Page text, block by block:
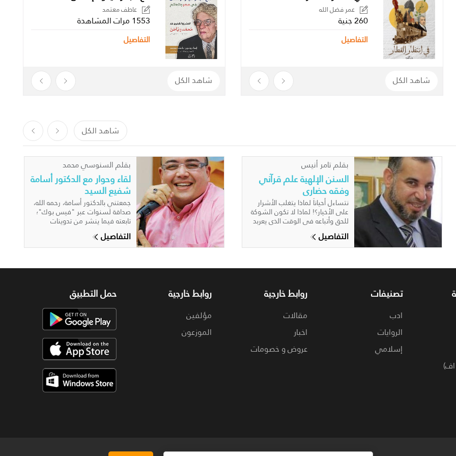
شاهد الكل
عمر فضل الله
260 جنية
التفاصيل
شاهد الكل
عاطف معتمد
1553 مرات المشاهدة
التفاصيل
شاهد الكل
بقلم تامر أنيس
السنن الإلهية علم قرآني
وفقه حضاري
نتساءل أحياناً لماذا يتغلب الأشرار على الأخيار؟! لماذا لا تكون الشوكة للحق وأتباعه في الوقت الذي يعربد فيه الباطل بأنذاله؟! لماذا لا تُنصر دعوة المقهورين؟! لماذا لا تُكف أيادِ الباطشين؟! كيف نعبر؟! ما النجاة؟! أين الخلاص؟! ومتى؟! هذه الأسئلة وما يشابهها تؤرق أيامنا وتحير ألبابنا وتعصف بأذهاننا! وما يجعل هذه التساؤلات ترتقي إلى مستوى الإشكالات، كونُ الأمة الإسلامية هي أمةُ القرآن، والقرآن تضمن جملةً من المبادئ والأحكامِ التي تُغطِّي جوانبَ الحياة الرئيسيةِ وتستوعب قضايا الإنسان الأساسية، وتطرح أمام الإنسانيةِ مناهج التدبر والتأمل والعمل والتفعيل. فكيف بأمة لها كتابٌ بهذا الحجم من الأهمية والقدر أن تكون على هذا الوضعِ من سوء الحال والمآل، ما لم يكن ثمة خللٌ واضطرابٌ قد أصاب علاقتها بكتاب ربها وسنة نبيها فهماً وتنزيلاً؟ فإلى أي حد يمكن للوعي بالفقه السنني وتعقلِ العلاقة الترابطية بين السنن الشرعية والسنن الكونية أن يعيد للأمة الإسلاميةِ دورَها الريادي ويدفعَ بها نحو استئناف الفعل الحضاري؟ للإجابة عن هذا التساؤل الرئيس وما يتناسل عنه من أسئلة فرعية، ولتنوير القراء والباحثين والمتابعين حول هذا الموضوع وبيان مداركه وآفاقه، استضاف موقع منار الإسلام من خلال برنامجه الشهري “ضيف المنار” والذي يبث مباشرة عبر صفحة الموقع بالفايسبوك، كل من الدكتورين خميس رمضان من مصر الشقيقة، والدكتور رشيد كهوس من المغرب الحبيب، وذلك لما قدماه من جهد معتبر وواعد، بحثا وتنقيبا وجمعا وتنظيرا، وفيما يلي نص الحوار مع الدكتور خميس رمضان، وسنعود لاحقا لنشر نص الحوار مع الدكتور رشيد كهوس. الدكتور خميس رمضان من مواليد سنة 1971م في بني سويف- صعيد مصر، أستاذ مشارك في التفسير وعلوم القرآن في كلية الشريعة بجامعة قطر، من أهل الله وخاصته فهو الحافظ للقرآن الكريم والمجاز بالقراءات السبع المتواترة، المجاز في الكتب الستة للسنة النبوية المطهرة، وعضو الاتحاد العالمي لعلماء المسلمين، الحائز على درجة الدكتوراه في التفسير وعلوم القرآن بتقدير مع مرتبة الشرف الأولى، والذي عمل وحاضر في عدد من الجامعات في مصر والسعودية وقطر ولبنان وتركيا، وصاحب الاهتمام البحثي والدعوي بالسنن الربانية؛ تأصيلاً وتطبيقًا.. صدر له عدد من الدراسات في التمكين وفي التفسير الموضوعي وقواعد فهم القرآن نذكر منها: “موازنة بين منهجَيْ مدرسة المنار ومدرسة الأُمناء في تفسير وعلوم القرآن”، “مفهوم السنن الربانية”، “فهم القرآن بين القواعد الضابطة والمزالق المهلكة”، “الحرية وأثرها في الشهود الحضاري للأمة المسلمة في المنظور القرآني”، “محاور المشروع الفكري لدى الشيخ محمد الغزالي” ولديه مشروع علمي “نحو تفسير سنني للقرآن الكريم” صدر منه ثلاثون دراسة، فأهلا وسهلا ومرحبا بالدكتور رمضان خميس زكي عبد التواب. نظرا للظرفية التي تمر بها أمتنا الإسلامية أولا، ولأهمية وراهنية الموضوع المختار السنن الإلهية علم قرآني وفقه حضاري، واغتناما للوقت وحتى نستفيد من ضيفين الكريمين سندلف إلى صلب الموضوع مباشرة، وسيكون الوقوف على البعد الإنساني لكل ضيف متضمنا لا مستقلا، وسنستعيض عن فقرة الشهادات بملتمس من كل ضيف أن يشهد للآخر، فهل من تعقيب أولي للدكتور خميس، وماذا يمكن أن يقول لنا عن الدكتور رشيد كهوس؟ جواب الدكتور خميس رمضان : أهلا وسهلا ومرحبا بكم جميعا، السلام عليكم ورحمة الله وبركاته. بسم الله الرحمن الرحيم حمدا لله وحده وصلاة وسلاما على من لا نبي بعده، محمد صلى الله عليه وسلم وآله وصحبه أما بعد، فشكر الله لكم هذه الدعوة الكريمة والاستضافة الكريمة على مائدة قرآنية كريمة ونبوية كريمة، وفي هذا الظرف الذي تعيشه أمتنا الإسلامية والعربية وعلى وجه الخصوص الأقصى والقدس وما حولهما. والحقيقة حديثي عن فضيلة الدكتور رشيد حديث مجروح وشهادة مجروحة، فهو باحث شاب مجتهد خدوم، عالم باحث حصيف، يسبق بعلمه وفضله وعطائه سنه، وكنت أتواصل مع أخي الدكتور رشيد قبل أن أرى صورته وأن أتعرف عليه، فكنت أرسم صورة شيخ كبير، فلما رأيته حمدت الله سبحانه وتعالى على أن جعل في أمتنا هذه الرموز وهذه الأعلام. الدكتور رشيد لا يحتاج إلى شهادة من مثلي، الحقيقة، تميزه العلمي وتقدمه وأثره وضربه في علم السنن بصفة خاصة ضرب واسع الذيول طويل الأكمام كما يقولون. وعندما أكلف طلابي بالبحث في الدراسات السننية تكون ثلاثة أو أربعة من المراجع التي يحصلون عليها من إنتاج أخي الدكتور رشيد. فأنا أحمد الله عز وجل على أن جعل في أمتنا مثل الدكتور رشيد، وأدعو له بالبركة في الوقت والعلم والقبول والإخلاص، وأن يجعله الله عزو جل ربانيا وعالما مفيدا ينتج ويثمر ويطيل عمره ويحسن عمله ويكثر إنتاجه حتى ننتفع منه. وأنا شخصيا من الذين يقرؤون له وينتفعون به ويتعلمون من كتاباته ومن درسه، والله عز وجل يعيننا ويعينه. هذا سؤال مشترك يستوجب الإجمال، فالتفاصيل لنا معها عودة، هل لكما أن تبينوا لنا كيف تشكلا لديكما الاهتمام بهذا الموضوع؟ وعن الأشخاص الذين أثروا وأثروا مساركما العلمي ومسيرتكما الإيمانية سواء أكانوا ماديين أو معنويين، قدامى أو معاصرين؟ جواب الدكتور خميس رمضان: بسم الله الرحمن الرحيم، لعل ما ذكره فضيلة الدكتور رشيد هو شهادة المحب، وأنا أقول كلامي عن الدكتور رشيد كلام حقائق، فها هو تعرف على السنن في مرحلة البكالوريوس ومثلي تعرف على السنن في مرحلة الماجستير، وهذا هو السبق الطبيعي الذي يؤكد ما قلته، وأسأل الله سبحانه وتعالى أن يديم عليه هذه النعمة وأن يكثر منها. الحقيقة، تعرفت على موضوع السنن في مرحلة الماجستير، رسالتي في الماجستير كانت عن الشيخ محمد الغزالي وجهوده في التفسير وعلوم القرآن. ووجدت أن الشيخ محمد الغزالي يكثر من الحديث عن السنن ويربط بينها وبين واقع الأمة المعيش والتردي الذي تحياه الأمة على مستوى الأفراد، وعلى مستوى الجماعات، وعلى مستوى الشعوب، وعلى مستويات ومحاور متعددة. فلفت نظري هذا الأمر، ومن طبيعتي أنه إذا لفت نظري أمر في دراسة أو بحث أدونه ثم أتابعه فيما بعد حتى ينضج وينمو. وزاد الأمر وضوحا عندما سجلت رسالة الدكتوراه في مدرسة المنار ومدرسة الأمناء. وكما تفضل أخي الدكتور رشيد، مدرسة المنار من أعلامها الشيخ محمد عبده والشيخ رشيد رضى. الشيخ رشيد رضى رحمه الله ورضي عنه وأرضاه، أقول لا تكاد تجد صفحة من صفحات تفسير المنار إلا وفيها حديث قليل أو كثير عن السنن وأقول إنها موسوعة، هذا التفسير موسوعة سننية ومازالت بكرا لم تخدم بالصورة التي تستحقها وكما ينبغي أن يكتب فيه، حتى أنه في الفهرس الموضوعي لتفسير المنار تجد صفحات متعددة تتناول قضية السنن بصورة كبيرة. وكان أول دراسة كتبتها عن السنن: “سنة الله في التمكين”، معظم الدراسات والبحوث التي أكتبها هي عبارة عن أفكار نحتاجها في حياتنا، لذلك أخدمها وأوصلها من الناحية العلمية. فلما كتبت “سنة الله في التمكين”، كتبت الحديث عن السنن في أربعين صفحة تقريبا، و من عادتي أنني إذا كتبت شيئا أعطيه لبعض الزملاء و الفضلاء و الشيوخ لينظروا فيه قبل أن أطرحه للطباعة أو قبل أن أدفعه للتحكيم، فدفعته إلى صديق عزيز و زميل كريم و هو الأستاذ الدكتور أحمد عبد الحليم زميلي في الأزهر في القاهرة، والدكتور رمضان عبد الباسط، والدكتور حبيب الله، و نحن كنا زمانا في القاهرة نسكن بجوار بعضنا و كل واحد عنده سيارة بسيطة لكننا نؤثر أن نذهب سويا و نعود سويا في سيارة واحدة فنتدارس و نتشارك في الحوار، فقالوا لي ثلاثتهم أن البحث يجب أن يكون أقل من هذ، لماذا لا تجعل الحديث عن السنن بحثا مستقلا و الحديث عن التمكين بحثا مستقلا؟ فقلت والله كأن هذا مستنطق أنطقه الله، فبدأت أجمع عن السنن بتوسع، المفهوم والخصائص والآثار، فكانت أول دراسة لي عن “مفهوم السنن وموقف المسلمين منها بين الوعي والسعي”، ثم كلما زدت في القراءة كلما تطورت الفكرة ونضجت إلى حد ما، و مازلت أقول إن هذا المجال مجال خصيب فتوفقت فيه إلى حد ما وأنتجت هذا الإنتاج المتواضع، وهي فرصة أن أدعو إخواني الباحثين وأخواتي الباحثات أن ينعطفوا إلى هذا الميدان الذي تحتاجه الأمة والتي هي عطشى إليه وفي أمس الحاجة إليه. الدكتور خميس: نود أن نتعرف على مفهوم “السنن الإلهية”، خاصة من زاوية القرآن الكريم الذي أشار صراحةً وضمنًا لهذا المفهوم؟ جواب الدكتور خميس رمضان: الحقيقة، أولى بالحديث عن هذا أخي الفاضل فضيلة الدكتور رشيد، لكنكم أبيتم إلا الكرم وإلا حسن الاستضافة في كل شيء، بداية من الإعلان والصورة ومرورا بالترتيب، مع أن الترتيب الأصلي أن يتحدث الدكتور رشيد ثم أعقب إذا كان لدي أصلا تعقيب. السنن باختصار هي القوانين الضابطة التي تحكم سلوك الإنسان على مستوى العمران أو الاجتماع أو المستوى الإنساني، على المستوى الفردي أو المستوى الجماعي. فهي القوانين الضابطة التي بثها الله سبحانه وتعالى لتحكم مسيرة الإنسان في الحياة والتي رتب الله عز وجل عليها مسألة الجزاء والعقوبة بصورة مباشرة، حتى إننا نرى ترابط السنن في الآية القرآنية بصورة شرطية كأنها تتحدث عن معادلة رياضية أو تركيبة كيميائية، أو كما تقول: بما أن … فإذن، كذلك الصور التي ترد عليها السنن الإلهية. وكثير من الباحثين يسميها السنن الإلهية، ولكني آثرت أن أسميها السنن الربانية وذلك لأني لمحت فيها أن قضية السنن ليست مجرد قوانين سائبة إنما وراءها آثار تربوية يريدها الله سبحانه وتعالى من ناحية العفوية والجزاء، من ناحية الانتصار والانكسار، من ناحية المنع والمنح، من ناحية الابتلاء والعطاء والشدة والرخاء ونحو ذلك. هذه السنن هي قوانين ثابتة تجري على الإنسان، تجري في العمران، تجري في الاجتماع. والحقيقة، من الأشياء التي أنبه إليها نفسي وإخواني وأخواتي أن كثيرا من الناس يخلط بين مناخات السنن، فيطبق السنن الخاصة بالأفراد على الدول أو الجماعات، أو يطبق السنن الخاصة بالشعوب على الأمم، وهنا يحدث خلط كبير. فمفهوم السنن مفهوم ضابط ومفهوم مطرد، ومفهوم له ثبات واستقرار وأقام الله سبحانه وتعالى عليه الحياة، النجاح والفشل، الانتصار والانكسار، هلاك الأمم وبقاء الأمم، إلى غير ذلك من السنن التي لها مسارات متعددة وبحر واسع يحتاج إلى الاستقصاء والإخراج بالمناقيش كما يقولون. الدكتور خميس: إذا كان القرآن الكريم والسنة النبوية قد أوليا مفهوم السنن الإلهية اهتمامًا كبيرًا.. فلماذا لم يترسخ هذا المفهوم بالقدر اللازم في السلوك الإسلامي، تفكيرًا وممارسة؟ أحسن الله إليك وهذا سؤال إجرائي وسؤال عملي. الحقيقة، عناية القرآن الكريم بسنن الله سبحانه وتعالى عناية لافتة للنظر. وردت كلمة السنن في القرآن الكريم ودارت تقريبا ست عشرة مرة، في تسع سور، في إحدى عشرة آية من آيات القرآن. وأيضا تناول القرآن الكريم قضية السنن بصورة عملية إجرائية في الربط بينها وبين سنن الله تعالى في الأكوان. أكرر كثيرا ما يذكره الطاهر بن عاشور رحمه الله و رضي عنه و أرضاه، عندما يربط بين قوله سبحانه و تعالى: {ذلك و من عاقب بمثل ما عوقب به ثم بغي عليه لينصره الله}، ثم تأتي الآية التالية: {ألم تر أن الله يولج الليل في النهار و يولج النهار في الليل}، و يعلق الطاهر رحمه الله بأن السر في هذا الترابط أنه لا توجد سنة من سنن الله في الإنسان إلا و يعقبها سنة من سنن الله في الأكوان، حتى إنني تتبعت هذه الفكرة بصورة إحصائية و قدمت فيها دراسة لم تنته بعد، و هي قضية التزاوج و الترابط بين سنن الله في الإنسان و سنن الله في الأكوان، و كذلك القصص القرآني، لا تكاد تخلو قصة من قصص القرآن الكريم و لا مثل من أمثال القرآن الكريم إلا و فيه حديث عن سنن الله سبحانه و تعالى في الأنفس و في الآفاق، إن صراحة و إن ضمنا. لكن لماذا غاب هذا المفهوم؟ حقيقة، هذا المفهوم ما غاب، هذا المفهوم مارسه الجيل القرآني الفريد بتعبير صاحب الظلال رحمه الله، مارسه ممارسة حقيقية وإن لم يدونه. وأجاب عن هذا السؤال الشيخ رشيد رضى رحمه الله فقال: إن الصحابة لم يدونوا السنن مثلما أنهم لم يدونوا كل العلوم التي نضجت فيما بعد. فهم لم يدونوا الفقه، لم يدونوا أصول الفقه
التفاصيل
بقلم السنوسي محمد
السنوسي
لقاء وحوار مع الدكتور أسامة
شفيع السيد
جمعتني بالدكتور أسامة، رحمه الله، صداقة لسنوات عبر "فيس بوك"؛ تابعته فيما ينشر من تدوينات ومقالات فوجدته ذا حظ يُغبط عليه من علوم اللغة والأدب والشريعة والعرفان.. وحينما فاز بجائزة الشيخ حمد للترجمة عام 2018، رأيتها فرصة للاقتراب منه، من خلال حوار فكري عن كتابه الفائز وما يثيره من قضايا.. اتفقنا على اللقاء بمكتبه بالعامرة "دار العلوم"، وأحسست أنه ليس لقاءنا الأول، وربما كان الأول بعد المائة.. استمر اللقاء ساعتين تقريبًا، شمل موضوعات شتى، في الحوار وغيره.. وحين هممت بالانصراف فاجأني بهدية قيمة، كانت هي الكتاب الفائز.. ويا لها من جائزة أسعدتني كثيرًا، فهي جائزة عالية القيمة وغالية الثمن أيضًا.. أترككم مع هذا الحوار الذي نشر في 17/ 2/ 2019م.. سائلاً الله تعالى أن يتغمد د. أسامة بواسع رحمته، وأن يجزل له المثوبة والعطاء، وأن يرزق محبيه الكرام جميعًا الصبر والسلوان.. وإنا لله وإنا إليه راجعون.. .................. ---- أسامة شفيع: سعادتي مضاعفة بجائزة الشيخ حمد للترجمة ---- حوار: السنوسي محمد السنوسي كثيرة هي التحديات التي تواجه العقل المسلم في الوقت الراهن، خاصة التي تتعلق بالأفكار الوافدة والفلسفات الحديثة، التي يتضاعف تأثيرها بدرجة كبرى على الشباب.. ومن هنا، كانت الحاجة إلى تحصين العقل المسلم، وإكسابه القدرة على مناقشة هذه الأفكار وفرزها، والوقوف على أرضية صلبة من الفكر الإسلامي؛ مما يُعنى به “علم الكلام” من بين العلوم الإسلامية المتعددة. ولهذا، فمن المهم متابعة الجديد في الدراسات الكلامية، لاسيما الغربية منها، لأنها تطلعنا على مناهج دراسية جديدة، وعلى نظرة مغايرة لقضايا هذا العلم وإشكالياته. وفي هذا السياق، يأتي كتاب (المرجع في علم الكلام)، الذي صدر عن جامعة أكسفورد، بتحرير المستشرقة زابينه شميتكه، وحظي بترجمة رائعة من الدكتور أسامة شفيع السيد، نال عنها جائزة الشيخ حمد للترجمة والتفاهم الدولي لعام 2018م. وأسامة شفيع مدرس بقسم الشريعة بكلية دار العلوم، جامعة القاهرة، حصل على الماجستير سنة 2003، عن أطروحته (الفكر الفقهي عند محيي الدين ابن عربي)، كما حصل على الدكتوراه من جامعة Rouen Normandie، بفرنسا، عن أطروحته (امتناع المسئولية الجنائية في الفقه الإسلامي). وفي هذا الحوار نتعرف معه على أهمية (المرجع في علم الكلام)، وما يقدمه للدراسات الكلامية المعاصرة، وعلى قضايا أخرى تتصل بالتجديد في هذا العلم.. فإلى التفاصيل: ** حصلتم مؤخرًا على جائزة الشيخ حمد للترجمة والتفاهم الدولي، عن ترجمتكم كتاب (المرجع في تاريخ علم الكلام).. كيف استقبلتم هذا النبأ؟ وماذا يمثله لكم؟ لا أكتمك سرًّا أني حين كنت أعمل في هذه الترجمة، لم تكن الجائزة بعيدة عن آمالي.. وكنت أشعر بقيمة الكتاب من عدة جهات، منها أن الكتاب حديث الظهور، فقد صدر عام 2016م، وأنه صدر عن جهة محترمة علميًّا هي جامعة أكسفورد، ومنها أنه ضخم واشترك فيه 37 باحثًا من بلاد شتى.. ومنها ما يتعلق بنعمة الله عليّ في الترجمة والأداء، فمتابعة “سوق الترجمة” تُشعرك بالأرضية التي تقف عليها، من حيث التقدم أو التأخر أو التوسط. فالجائزة لم تكن بعيدة عن طموحي، بل كانت مرجوَّة، وبخاصة أنني تقدمت إليها في العام السابق، عن كتاب (النشأة الثانية للفقه الإسلامي: المذهب الحنفي في فجر الدولة العثمانية الحديثة)، الذي ترجمته بالاشتراك مع أخي وصديقي الدكتور أحمد محمود. وعلى الرغم من أن هذا الكتاب لم يفز، فإنه كان متقدمًا في المكانة بين الكتب المرشحة. وهذا التوقع بالفوز لا ينفي طبعًا الشعور الكبير بالفرح حين حصلت على الجائزة، لأنها جائزة كبيرة أدبيًّا وماديًّا. وقد سعدت بها سعادة مضاعفة، لأنني نلتها- بحمد الله- في سن صغيرة بالنظر إلى المعتاد في أمثال هذه الجوائز. ومما زاد سعادتي أن أحد المسئولين عن الجائزة تعجب عندما رآني، وقال لي ممازحًا: ظننتك شيخًا في عامه التسعين! ** كيف استقبلت الأوساط العلمية والأكاديمية ترجمتكم؟ ما يصلني عن الكتاب أن من يقرؤه يحمده، ويحمد الجهد المبذول فيه بفضل الله.. وإذا كان الحصول على الجائزة يقتضي بداهةً أن طائفة من الأكاديميين قد اطلعوا عليه، أعني لجان التحكيم التي تتكون من أساتذة متخصصين، فإن في الفوز بها شهادة علمية بحق الكتاب.. وقد أسعدني أن الأستاذ المحكم لقيني في الحفل وأثنى كثيرًا على الترجمة وناداني مرحبًا: “أهلاً بصاحب الترجمة المُعَلِّمَة”، ووصفها بأنها “ترجمة بديعة”، وطلب مني ترجمة بالفرنسية فأهديته ترجمتي لكتاب (الشرق والغرب) للفرنسي المسلم رينيه جينو (عبد الواحد يحيى). وقد نُقل إليَّ- عن طريق دار النشر- ترحيبُ المتخصصين بالكتاب وثناؤهم عليه.. وفي المقدمة الضافية للكتاب أثنى أستاذنا العلامة حسن الشافعي على الكتاب وعلى الترجمة. ** ما الجديد الذي يقدمه (المرجع في تاريخ علم الكلام)؟ في المقدمة المفصَّلة التي كتبتها محررة الكتاب زابينه شميتكه، شكت من عدم عناية المستشرقين بعلم الكلام على غرار عنايتهم بالعلوم الإسلامية الأخرى، كالفقه والتفسير.. وعللت ذلك بقلة المصادر إلى عهد قريب، وأن كثيرًا منها لم يزل مخطوطًا، مما صرف الناس كثيرًا عن علم الكلام.. ولكن في الفترة الأخيرة بدأ اكتشاف كثير من المخطوطات وتحقيقها، وهو ما ضاعف الجهود في هذا المجال. والجديد الذي يقدمه هذا الكتاب هو فكرته، من حيث إنه كتاب مرجعي، يشترك فيه 37 باحثًا من شتى بقاع الأرض، كل واحد منهم يكتب في الموضوع الذي درسه وتوفَّر على معرفة تفاصيله، ضمن رؤية تكاملية وضعتها الأستاذة المحررة؛ من حيث النشأة ثم ما تلاها من مراحل، وصولاً إلى علم الكلام في الوقت الحالي وجهود التجديد فيه، أو ما يُسمَّى بعلم الكلام الجديد. فميزة الكتاب أن كل من شارك فيه يكتب في الموضوع الذي انقطع له وتخصص فيه، ويكتب ما انتهى إليه من آراء؛ حتى إن المذهب الكلامي الواحد يكتب فيه أكثر من مشارك، مما يعطي رؤى ثرية متكاملة في الموضوع.. وهذا العمل الجماعي بهذه الصورة، وبخاصة مع توافر محرر جيد وإمكانات مادية، يعطي تصورًا هائلاً أو واسعًا لتاريخ العلم. ولكيلا يكون الكتاب مقصورًا على “تاريخ” علم الكلام، حوى فصلين تضمنا مباحث “نظرية” تهتم بالأفكار الكبرى في هذا العلم.. وهذان الجانبان مهمان في “التأريخ” لأي علم؛ فتُعطَى أولاً رؤية “بانورامية” لتاريخ العلم، ثم يُقدَّم “تاريخ تفصيليّ” لبعض قضاياه ونظرياته. وقد قال أستاذنا الدكتور حسن الشافعي في تقديمه، عن هذا الكتاب: “إنه عمل بالغ الأهمية من الناحية الأكاديمية، ويمتاز بنظرة شاملة ومعاصرة إلى تاريخ هذا العلم وواقعه المعاصر.. ويتناول مجالات قلَّما نعرض لها نحن في بحوثنا العربية: ومن أبرزها العناية بالبوادر والمقدمات التي سبقت المذاهب الناضجة المستقرة”. ** إذن، ما الفرق بين تناول الدارسين العرب ونظرائهم الغربيين لـ”علم الكلام”؟ هذا سؤال واسع جدًّا، ومن الصعب أن يقوم المرء بدور الحكم بين الدارسين العرب والغربيين؛ لأنه هذا يقتضي دراسة كل الجهود على هذين الصعيدين.. لكن يمكن لنا أن نقول: يوجد هناك فرق عام لا يتصل بعلم الكلام خاصة، وإنما يتصل بالعقلية الغربية والعقلية الشرقية، ويتصل بـ”الانتماء”. فالغربي حين يدرس هذا العلم، يدرسه وهو غير منتمٍ لأي من الفرق الكلامية، بل إنه لا يكون مسلمًا أصلاً في الغالب؛ فلا يحكِّم معتقده في البحث العلمي. وفيما يتصل بما أشرنا إليه من وجود فارق بين العقلية الغربية والعقلية الشرقية: نحن نقتصر- في العموم- على الوصف، في حين يهتمون هم بالبحث عما وراء الموصوف؛ أي يهتمون بتحليل الأفكار بينما نكتفي نحن بوصفها.. ولعل السبب في هذا مرجعه إلى أصول النشأة ونُظم التعليم.. وهنا أود أن ألفت النظر إلى أنني بهذا الكلام لا أمدح ولا أذم، وإنما أصف واقعًا أراه. كما أن هناك كتابات عربية تلتزم بالمنهج التحليلي والنقدي، وقد استند الكتاب إلى بعضها.. لكن نحن نتحدث بصفة عامة. فالطالب الغربي ينشأ من صغره على فكرة التحليل، وعدم الاكتفاء بالظاهر، ويُربَّى على البحث عما وراء العبارات، واستخلاص النتائج بحرية شديدة، ولو انتهى إلى نتائج قد تكون “فادحة” إذا قيلت في بيئة أخرى.. هو يلتزم فحسب بالمقدمات العلمية، ولا بأس بالنتائج التي تفضي إليها هذه المقدمات. ** تناوَلَ الكتاب الوقائع التاريخية- مثل محنة خلق القرآن- بما أبرز العلاقة بين الحركة العلمية والأوضاع السياسية والاجتماعية.. كيف جاء ذلك؟ وكيف يمكن تجنب التأثير السلبي لهذه العلاقة على مسار البحث العلمي؟ الكتاب طرح رؤية أوَّلت ما حدث في محنة خلق القرآن بأن الفقهاء كانوا قد سيطروا على العامة، وأراد المأمون أن يرد للأمراء هيبتهم فنكَّل بمن خالفه من الفقهاء ورجال الدين.. وهذه رؤية تنم عن عدم دراية كافية بالمجتمع العربي والإسلامي، وتقيسه على المجتمع الغربي الذي ينتمي إليه الباحث. وهي رؤية علمانية مادية لتفسير هذه المحنة؛ وإلا فهل يُعقل أن يتحمل الإمام أحمد ما تحمل لمجرد الحفاظ على ما يقال عن “المكانة والنفوذ” للفقهاء ورجال الدين، أو التنازع على السلطة.. أم أن الأمر يتعلق بالعقيدة والتضحية في سبيلها، مما لا يفهمه من ينطلق من منظور مادي فقط؟! ومن الوارد جدًّا أن يكون الخليفة المأمون، وهو رجل مثقف، قد أراد أن يفرض ما رآه صوابًا، وليس الأمر استردادًا للسلطة والنفوذ.. ومن الجائز أن يكون قد نكَّل بالعلماء وهو يرى أنه يتقرب إلى الله بذلك. فعدم التفرقة بين المجتمعات إحدى مشكلات البحث العلمي عند الغربيين؛ وقد أشار لذلك أكثر من باحث عربي، منهم المؤرخ الكبير الدكتور قاسم عبده قاسم. وعدمُ تصور طبيعة المجتمع الديني المسلم، يوقع الباحثين الغربيين في أخطاء؛ لأنه حتى الذين يتصورونه منهم مجتمعًا “دينيًّا”، يفهمونه على الصورة المسيحية؛ وهذا غير صحيح بالنظر إلى المجتمع الديني المسلم. أما فيما يتعلق بالشق الثاني من السؤال، فالحق أن من الصعب تجنب التأثير السلبي للأوضاع الاجتماعية في مساراتها المتعددة، على البحث العلمي.. لأنه حتى في الغرب، كان الاستشراق هناك لوقت قريب أداة من أدوات السياسة، وإنْ تحرر من ذلك الآن كثيرًا.. فلا مفر من بقاء حالة الشد والجذب بينهما.. ويبقى الأمر متعلقًا بوجود دور الباحث الذي يتمسك برأيه متى اعتقد أنه صواب. ** ما أبرز الاتجاهات الحديثة في “علم الكلام” كما رصدها هذا الكتاب؟ في الفصل الأربعين من الكتاب، وهو أطول الفصول، رصدت الباحثة روتراوت فيلانت الاتجاهات الحديثة في تجديد علم الكلام، من بلاد شتى، مرورًا بالإمام محمد عبده الذي حرص على تذويب الفوارق بين مدارس علم الكلام، كما في كتابه (رسالة التوحيد)، وما تابعه عليه تلميذه الشيخ محمد رشيد رضا، وإن كان الأخير أقرب للسلفية من أستاذه.. ووصولاً إلى مسارات البعض حديثًا في تقديم “علم كلام جديد” يتحرر من كل شيء، حتى دخل في هذا المجال من ليس من أهله! ولكن الفكرة الأوضح في تجديد علم الكلام هي أن القدماء كانوا يشتغلون بهذا العلم ردًّا على الفلاسفة اليونان ومن تبعهم من فلاسفة الإسلام، وكان هؤلاء الفلاسفة يعرضون لمشكلات معينة، ودَفْعُ هذه المشكلات يكون بطريقة معينة.. لكن اختلف الأمر الآن، وصرنا أمام موجات إلحادية ومدارس فلسفية جديدة.. فإذا كان علماء الكلام القدماء قد عُنوا بدراسة الفلسفة القديمة ردًّا على الفلاسفة، فمن الواجب على علماء الكلام المُحْدَثين أن يدرسوا الفلسفة الحديثة ليستطيعوا الرد عليها.. وهنا نعود إلى أصل نشأة علم الكلام، وهي أنه نشأ دفاعًا عن العقيدة؛ فإذا كان العدو قد تغير، فلابد من تغيير أساليب مواجهته.. ونحن الآن بصدد أفكار جديدة، وعلى رأسها قضية النزاع بين الدين والعلم، وما تستتبعه من قضايا مثل “الإعجاز العلمي” في القرآن الكريم. وإذا كان الأمر كذلك، فعلى المشتغل بعلم الكلام الحديث أن يدرس الفلسفة الحديثة، ويطلع على العلم التجريبي ونتائجه ونظرياته، بعد أن يكون قد رسخت قدمه أولاً في العلوم الشرعية، واطلع على المدارس الإسلامية ليوظفها جميعًا، على ما بينها من خلاف، في الدفاع عن الإسلام، كما فعل الغزالي في كتابه (تهافت الفلاسفة)؛ فقد كان منهجه الاستفادة من الفرق الإسل
التفاصيل
تصنيفات
ادب
الروايات
إسلامي
روابط خارجية
مقالات
اخبار
عروض و خصومات
روابط خارجية
مؤلفين
الموزعون
حمل التطبيق